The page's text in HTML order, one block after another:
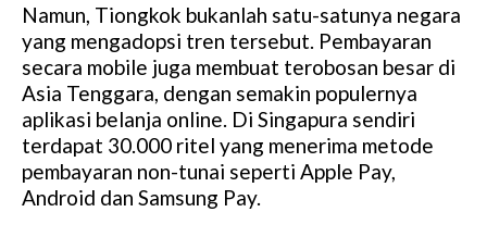
Namun, Tiongkok bukanlah satu-satunya negara
yang mengadopsi tren tersebut. Pembayaran
secara mobile juga membuat terobosan besar di
Asia Tenggara, dengan semakin populernya
aplikasi belanja online. Di Singapura sendiri
terdapat 30.000 ritel yang menerima metode
pembayaran non-tunai seperti Apple Pay,
Android dan Samsung Pay.